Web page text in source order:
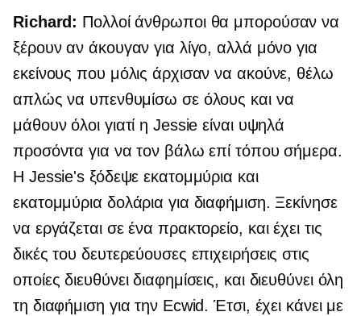
Richard: Πολλοί άνθρωποι θα μπορούσαν να
ξέρουν αν άκουγαν για λίγο, αλλά μόνο για
εκείνους που μόλις άρχισαν να ακούνε, θέλω
απλώς να υπενθυμίσω σε όλους και να
μάθουν όλοι γιατί η Jessie είναι υψηλά
προσόντα για να τον βάλω επί τόπου σήμερα.
Η Jessie's ξόδεψε εκατομμύρια και
εκατομμύρια δολάρια για διαφήμιση. Ξεκίνησε
να εργάζεται σε ένα πρακτορείο, και έχει τις
δικές του δευτερεύουσες επιχειρήσεις στις
οποίες διευθύνει διαφημίσεις, και διευθύνει όλη
τη διαφήμιση για την Ecwid. Έτσι, έχει κάνει με